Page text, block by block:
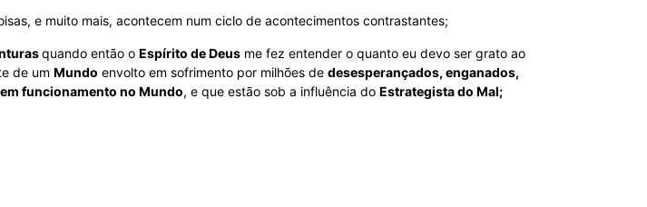
e muito mais, acontecem num ciclo de acontecimentos contrastantes;
quando então o Espírito de Deus me fez entender o quanto eu devo ser grato ao
de um Mundo envolto em sofrimento por milhões de desesperançados, enganados,
funcionamento no Mundo, e que estão sob a influência do Estrategista do Mal;